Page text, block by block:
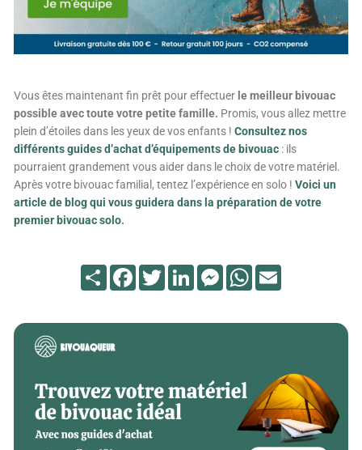
Vous êtes maintenant fin prêt pour effectuer le meilleur bivouac
possible avec toute votre petite famille. Promis, vous allez mettre
plein d’étoiles dans les yeux de vos enfants !Consultez nos
différents guides d’achat d’équipements de bivouac : ils
pourraient grandement vous aider dans le choix de votre matériel.
Après votre bivouac familial, tentez l’expérience en solo !Voici un
article de blog qui vous guidera dans la préparation de votre
premier bivouac solo.
PartagerFacebookTwitterLinkedInMessengerWhatsApp